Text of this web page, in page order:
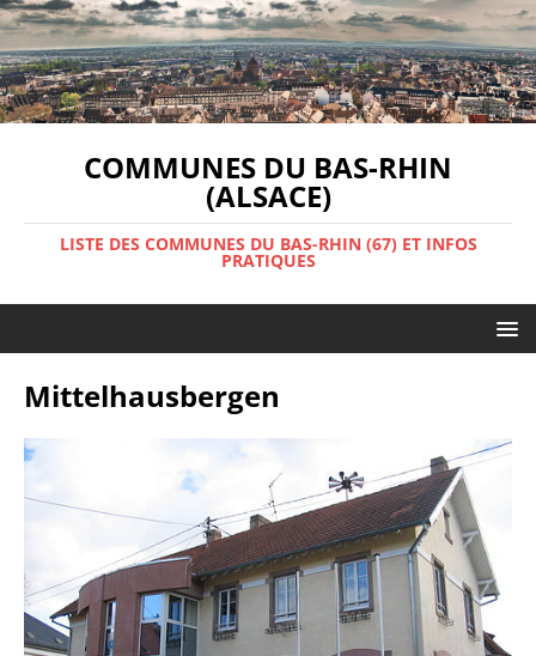
COMMUNES DU BAS-RHIN
(ALSACE)
LISTE DES COMMUNES DU BAS-RHIN (67) ET INFOS
PRATIQUES
Mittelhausbergen